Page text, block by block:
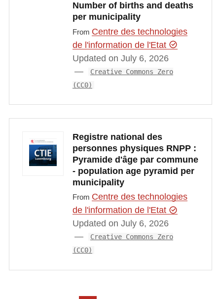
Number of births and deaths
per municipality
From Centre des technologies
de l'information de l'Etat
Updated on July 6, 2026
Creative Commons Zero
(CC0)
Registre national des
personnes physiques RNPP :
Pyramide d'âge par commune
- population age pyramid per
municipality
From Centre des technologies
de l'information de l'Etat
Updated on July 6, 2026
Creative Commons Zero
(CC0)